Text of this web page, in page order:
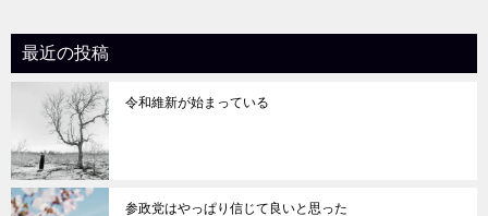
ョ
ン
最近の投稿
令和維新が始まっている
参政党はやっぱり信じて良いと思った